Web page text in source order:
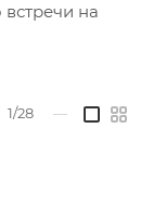
на
1/28 —